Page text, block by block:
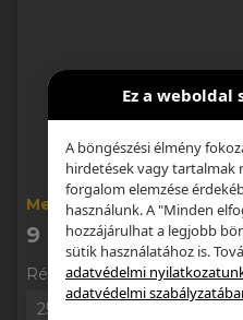
Metabond MEGASEL
9 000 Ft
Részletek
250ml
Ez a weboldal
A böngészési élmény
hirdetések vagy tartalmak
forgalom elemzése
használunk. A "Minden
hozzájárulhat a legjobb
sütik használatához is.
adatvédelmi
adatvédelmi